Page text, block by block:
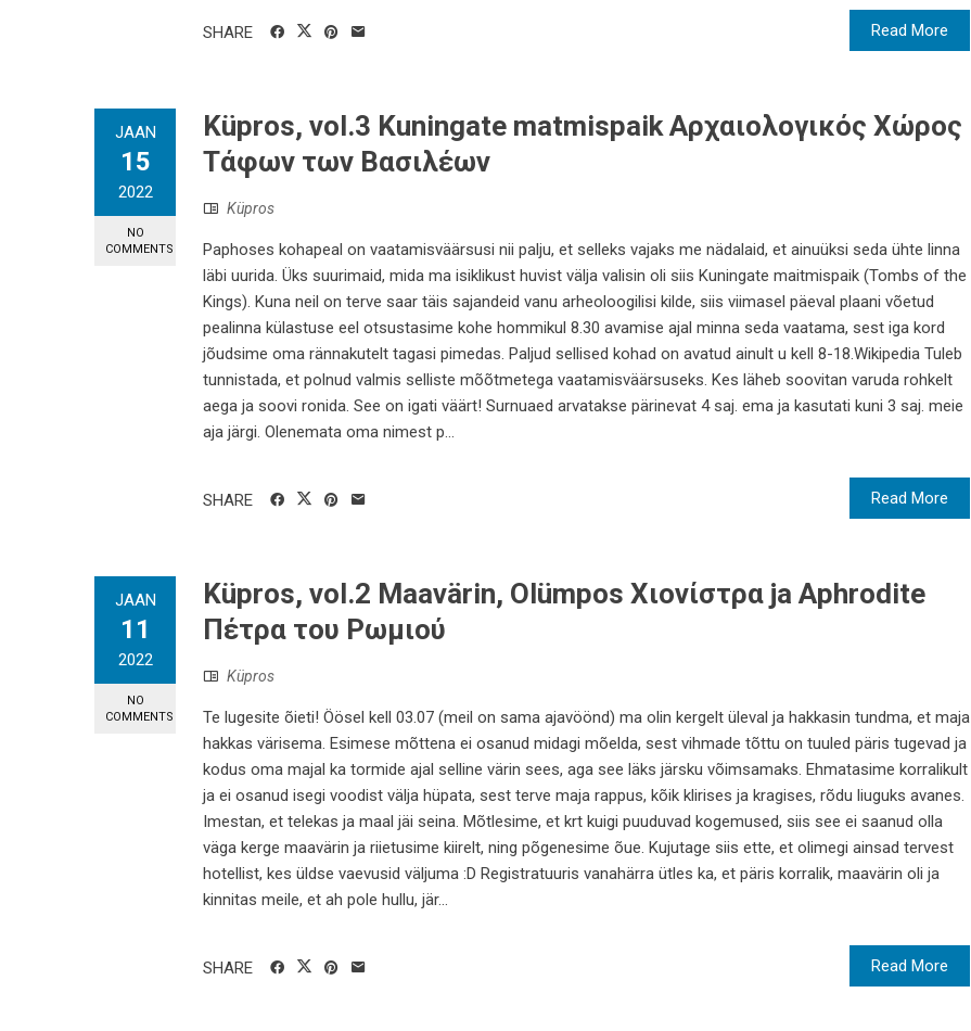
Read More
SHARE
JAAN
15
2022
NO
COMMENTS
Küpros, vol.3 Kuningate matmispaik Αρχαιολογικός Χώρος
Τάφων των Βασιλέων
Küpros
Paphoses kohapeal on vaatamisväärsusi nii palju, et selleks vajaks me nädalaid, et ainuüksi seda ühte linna
läbi uurida. Üks suurimaid, mida ma isiklikust huvist välja valisin oli siis Kuningate maitmispaik (Tombs of the
Kings). Kuna neil on terve saar täis sajandeid vanu arheoloogilisi kilde, siis viimasel päeval plaani võetud
pealinna külastuse eel otsustasime kohe hommikul 8.30 avamise ajal minna seda vaatama, sest iga kord
jõudsime oma rännakutelt tagasi pimedas. Paljud sellised kohad on avatud ainult u kell 8-18.Wikipedia Tuleb
tunnistada, et polnud valmis selliste mõõtmetega vaatamisväärsuseks. Kes läheb soovitan varuda rohkelt
aega ja soovi ronida. See on igati väärt! Surnuaed arvatakse pärinevat 4 saj. ema ja kasutati kuni 3 saj. meie
aja järgi. Olenemata oma nimest p...
Read More
SHARE
JAAN
11
2022
NO
COMMENTS
Küpros, vol.2 Maavärin, Olümpos Χιονίστρα ja Aphrodite
Πέτρα του Ρωμιού
Küpros
Te lugesite õieti! Öösel kell 03.07 (meil on sama ajavöönd) ma olin kergelt üleval ja hakkasin tundma, et maja
hakkas värisema. Esimese mõttena ei osanud midagi mõelda, sest vihmade tõttu on tuuled päris tugevad ja
kodus oma majal ka tormide ajal selline värin sees, aga see läks järsku võimsamaks. Ehmatasime korralikult
ja ei osanud isegi voodist välja hüpata, sest terve maja rappus, kõik klirises ja kragises, rõdu liuguks avanes.
Imestan, et telekas ja maal jäi seina. Mõtlesime, et krt kuigi puuduvad kogemused, siis see ei saanud olla
väga kerge maavärin ja riietusime kiirelt, ning põgenesime õue. Kujutage siis ette, et olimegi ainsad tervest
hotellist, kes üldse vaevusid väljuma :D Registratuuris vanahärra ütles ka, et päris korralik, maavärin oli ja
kinnitas meile, et ah pole hullu, jär...
Read More
SHARE